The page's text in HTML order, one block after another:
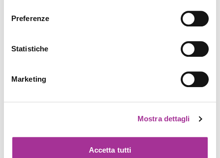
Preferenze
Statistiche
Marketing
Mostra dettagli
Accetta tutti